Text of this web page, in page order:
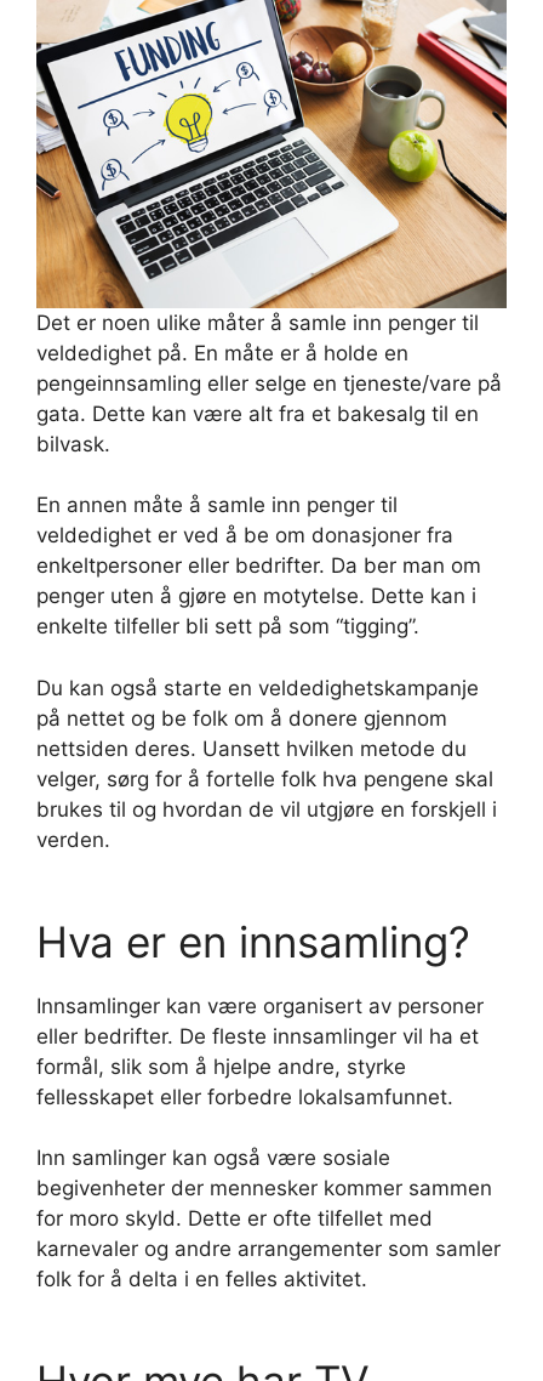
Det er noen ulike måter å samle inn penger til
veldedighet på. En måte er å holde en
pengeinnsamling eller selge en tjeneste/vare på
gata. Dette kan være alt fra et bakesalg til en
bilvask.
En annen måte å samle inn penger til
veldedighet er ved å be om donasjoner fra
enkeltpersoner eller bedrifter. Da ber man om
penger uten å gjøre en motytelse. Dette kan i
enkelte tilfeller bli sett på som “tigging”.
Du kan også starte en veldedighetskampanje
på nettet og be folk om å donere gjennom
nettsiden deres. Uansett hvilken metode du
velger, sørg for å fortelle folk hva pengene skal
brukes til og hvordan de vil utgjøre en forskjell i
verden.
Hva er en innsamling?
Innsamlinger kan være organisert av personer
eller bedrifter. De fleste innsamlinger vil ha et
formål, slik som å hjelpe andre, styrke
fellesskapet eller forbedre lokalsamfunnet.
Inn samlinger kan også være sosiale
begivenheter der mennesker kommer sammen
for moro skyld. Dette er ofte tilfellet med
karnevaler og andre arrangementer som samler
folk for å delta i en felles aktivitet.